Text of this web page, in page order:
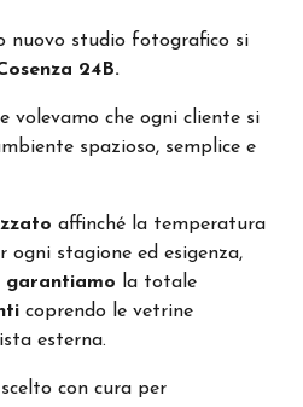
nuovo studio fotografico si
24B.
volevamo che ogni cliente si
spazioso, semplice e
affinché la temperatura
stagione ed esigenza,
garantiamo la totale
coprendo le vetrine
esterna.
con cura per